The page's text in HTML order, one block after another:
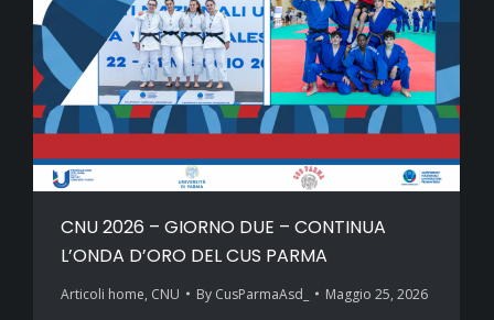
CNU 2026 – GIORNO DUE – CONTINUA
L’ONDA D’ORO DEL CUS PARMA
Articoli home, CNU By CusParmaAsd_ Maggio 25, 2026